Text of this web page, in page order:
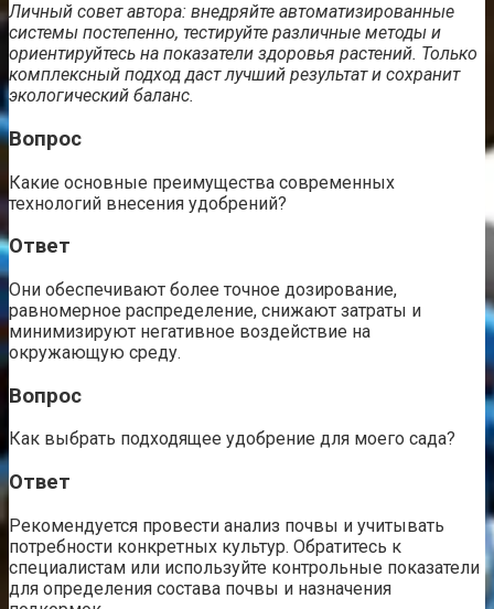
Личный совет автора: внедряйте автоматизированные
системы постепенно, тестируйте различные методы и
ориентируйтесь на показатели здоровья растений. Только
комплексный подход даст лучший результат и сохранит
экологический баланс.
Вопрос
Какие основные преимущества современных
технологий внесения удобрений?
Ответ
Они обеспечивают более точное дозирование,
равномерное распределение, снижают затраты и
минимизируют негативное воздействие на
окружающую среду.
Вопрос
Как выбрать подходящее удобрение для моего сада?
Ответ
Рекомендуется провести анализ почвы и учитывать
потребности конкретных культур. Обратитесь к
специалистам или используйте контрольные показатели
для определения состава почвы и назначения